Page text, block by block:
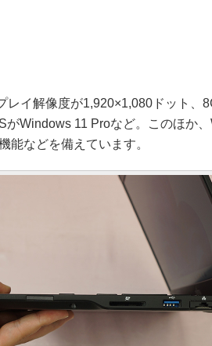
イ解像度が1,920×1,080ドット、
がWindows 11 Proなど。このほか
能などを備えています。